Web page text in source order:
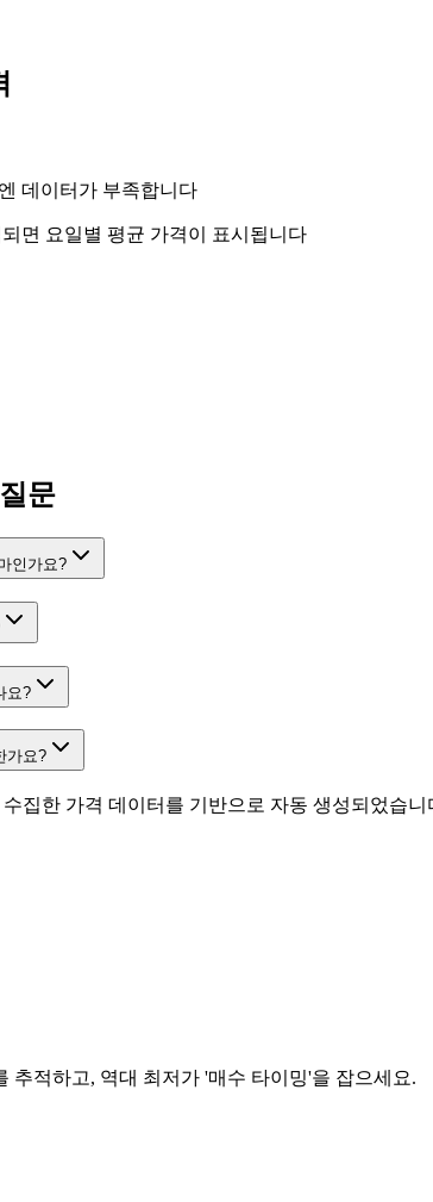
데이터가 부족합니다
면 요일별 평균 가격이 표시됩니다
문
인가요?
요?
가요?
집한 가격 데이터를 기반으로 자동 생성되었습
추적하고, 역대 최저가 '매수 타이밍'을 잡으세요.